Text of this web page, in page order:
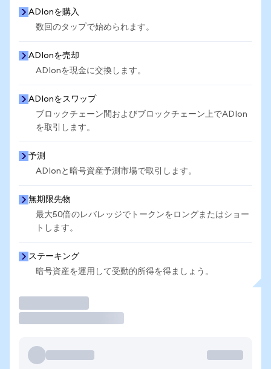
ADIonを購入
数回のタップで始められます。
ADIonを売却
ADIonを現金に交換します。
ADIonをスワップ
ブロックチェーン間およびブロックチェーン上でADIon
を取引します。
予測
ADIonと暗号資産予測市場で取引します。
無期限先物
最大50倍のレバレッジでトークンをロングまたはショー
トします。
ステーキング
暗号資産を運用して受動的所得を得ましょう。